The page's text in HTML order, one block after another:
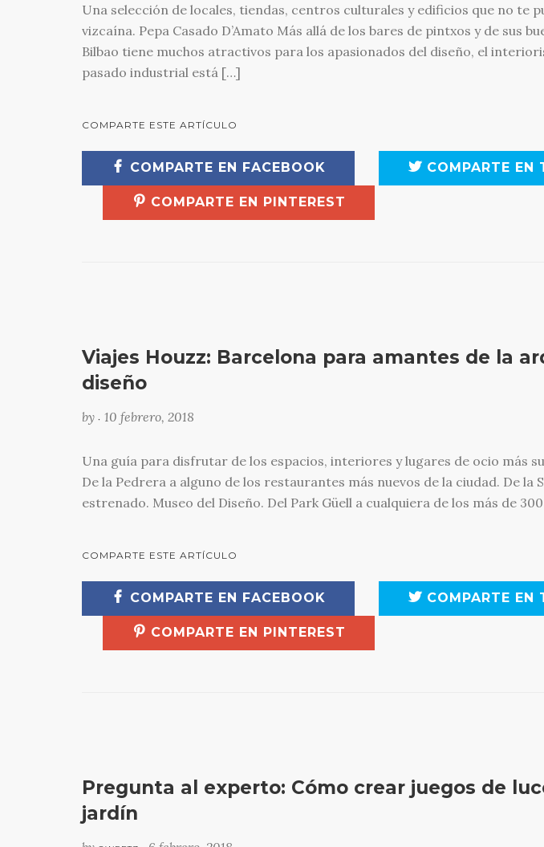
Una selección de locales, tiendas, centros culturales y edificios que no te
vizcaína. Pepa Casado D’Amato Más allá de los bares de pintxos y de sus
Bilbao tiene muchos atractivos para los apasionados del diseño, el
pasado industrial está […]
COMPARTE ESTE ARTÍCULO
COMPARTE EN FACEBOOK COMPARTE EN
COMPARTE EN PINTEREST
Viajes Houzz: Barcelona para amantes de la
diseño
by • 10 febrero, 2018
Una guía para disfrutar de los espacios, interiores y lugares de ocio más
De la Pedrera a alguno de los restaurantes más nuevos de la ciudad. De la
estrenado. Museo del Diseño. Del Park Güell a cualquiera de los más de
COMPARTE ESTE ARTÍCULO
COMPARTE EN FACEBOOK COMPARTE EN
COMPARTE EN PINTEREST
Pregunta al experto: Cómo crear juegos de
jardín